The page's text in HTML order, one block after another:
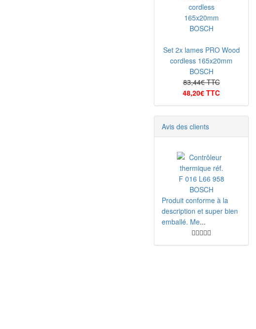
Set 2x lames PRO Wood
cordless 165x20mm
BOSCH
83,44€ TTC
48,20€ TTC
Avis des clients
Produit conforme à la
description et super bien
emballé. Me...